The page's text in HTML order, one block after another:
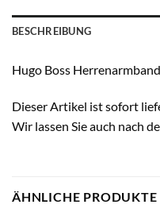
BESCHREIBUNG
Hugo Boss
Dieser Artikel ist sofort
Wir lassen Sie auch nach
ÄHNLICHE PRODUKTE